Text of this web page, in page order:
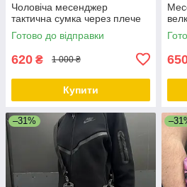
Чоловіча месенджер
тактична сумка через плече
Готово до відправки
620 ₴ 1 000 ₴
Купити
–31%